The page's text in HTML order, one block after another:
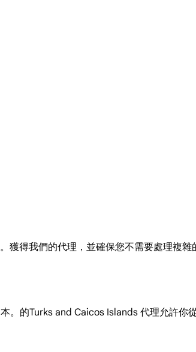
得我們的代理，並確保您不需要處理複雜
。的Turks and Caicos Islands 代理允許你